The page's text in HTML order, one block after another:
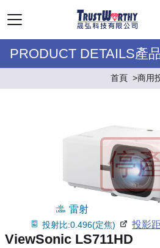
PRODUCT DETAILS產
首頁 商用
雷射
投射比:0.496(定焦) 投影
ViewSonic LS711HD